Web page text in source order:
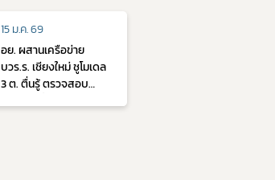
15 ม.ค. 69
อย. ผสานเครือข่าย
บวร.ร. เชียงใหม่ ชูโมเดล
3 ต. ตื่นรู้ ตรวจสอบ